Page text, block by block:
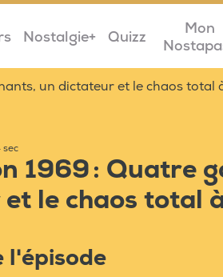
Nostalgie+ Quizz
Mon
un dictateur et le chaos total
sec
1969 : Quatre
le chaos total
l'épisode